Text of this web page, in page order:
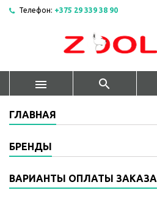
Телефон: +375 29 339 38 90
 
ГЛАВНАЯ
БРЕНДЫ
ВАРИАНТЫ ОПЛАТЫ ЗАКАЗА